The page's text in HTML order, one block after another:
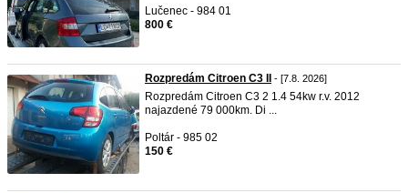
Lučenec - 984 01
800 €
Rozpredám Citroen C3 II - [7.8. 2026]
Rozpredám Citroen C3 2 1.4 54kw r.v. 2012
najazdené 79 000km. Di ...
Poltár - 985 02
150 €